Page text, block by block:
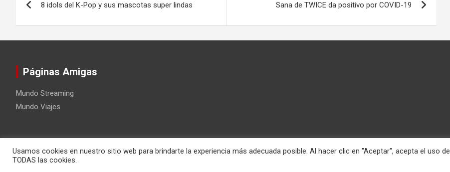
de
entradas
8 idols del K-Pop y sus mascotas super lindas Sana de TWICE da positivo por COVID-19
Páginas Amigas
Mundo Streaming
Mundo Viajes
Copyright ©2026Mundo Kpop Tema por:Theme Horse Funciona gracias a:WordPress
Usamos cookies en nuestro sitio web para brindarte la experiencia más adecuada posible. Al hacer clic en "Aceptar", acepta el uso de
TODAS las cookies.